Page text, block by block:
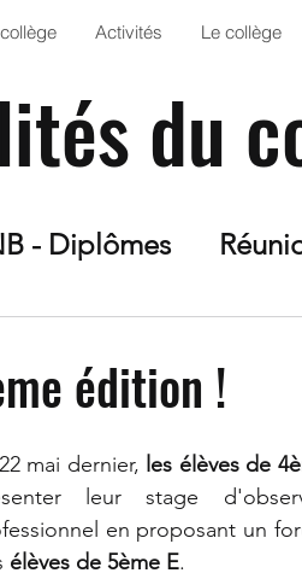
Activités Le collège
du
- Diplômes
AS Anglais
édition !
mai dernier, les élèves de
leur stage
en proposant un
élèves de 5ème E.